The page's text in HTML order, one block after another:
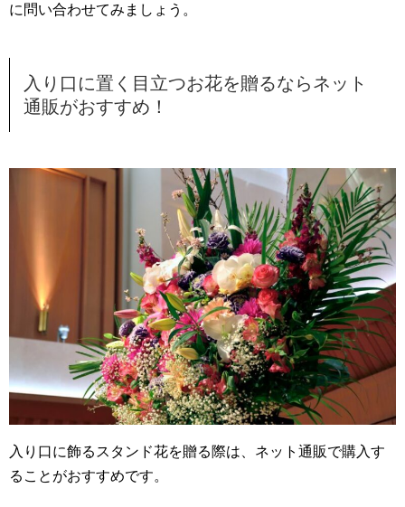
に問い合わせてみましょう。
入り口に置く目立つお花を贈るならネット
通販がおすすめ！
入り口に飾るスタンド花を贈る際は、ネット通販で購入す
ることがおすすめです。